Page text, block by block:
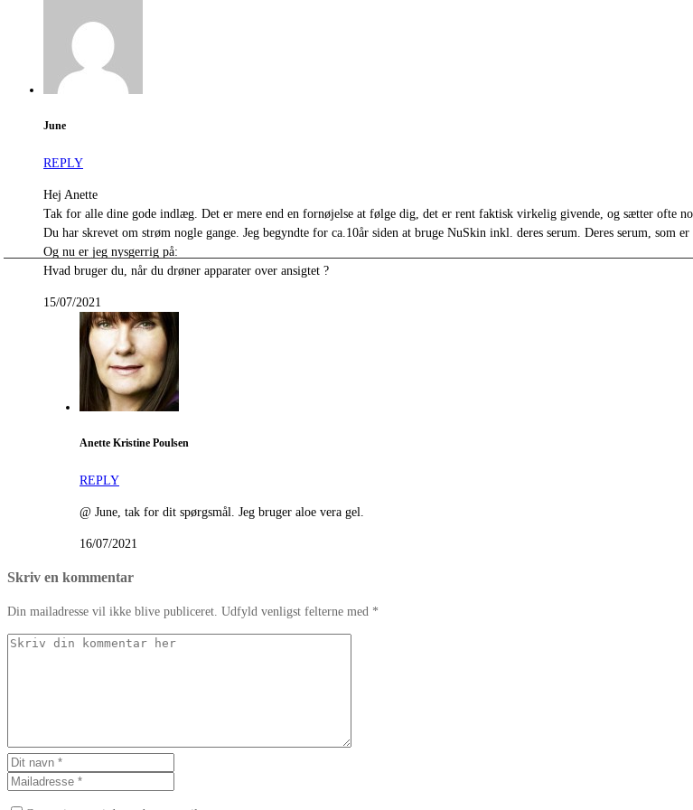
June
REPLY
Hej Anette
Tak for alle dine gode indlæg. Det er mere end en fornøjelse at følge dig, det er rent faktisk virkelig givende, og sætter ofte
Du har skrevet om strøm nogle gange. Jeg begyndte for ca.10år siden at bruge NuSkin inkl. deres serum. Deres serum,
Og nu er jeg nysgerrig på:
Hvad bruger du, når du drøner apparater over ansigtet ?
15/07/2021
Anette Kristine Poulsen
REPLY
@ June, tak for dit spørgsmål. Jeg bruger aloe vera gel.
16/07/2021
Skriv en kommentar
Din mailadresse vil ikke blive publiceret. Udfyld venligst felterne med *